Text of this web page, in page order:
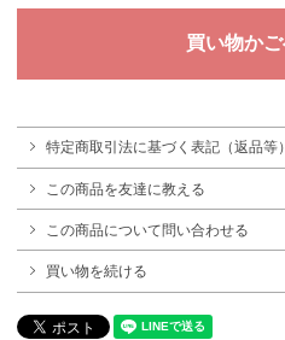
特定商取引法に基づく表記（返品等）
この商品を友達に教える
この商品について問い合わせる
買い物を続ける